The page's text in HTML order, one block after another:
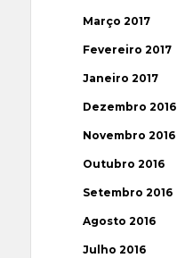
Março 2017
Fevereiro 2017
Janeiro 2017
Dezembro 2016
Novembro 2016
Outubro 2016
Setembro 2016
Agosto 2016
Julho 2016